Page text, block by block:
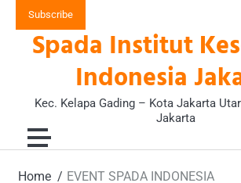
content
Subscribe
Spada Institut
Indonesia
Kec. Kelapa Gading – Kota Jakarta
Jakarta
Home EVENT SPADA INDONESIA